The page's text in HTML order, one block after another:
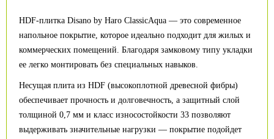
HDF-плитка Disano by Haro ClassicAqua — это современное
напольное покрытие, которое идеально подходит для жилых и
коммерческих помещений. Благодаря замковому типу укладки
ее легко монтировать без специальных навыков.
Несущая плита из HDF (высокоплотной древесной фибры)
обеспечивает прочность и долговечность, а защитный слой
толщиной 0,7 мм и класс износостойкости 33 позволяют
выдерживать значительные нагрузки — покрытие подойдет